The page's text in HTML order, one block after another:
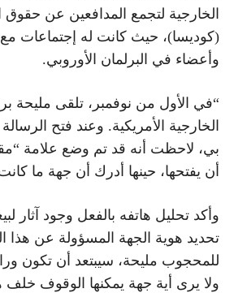
الخارجية لتجمع المدافعين عن حقوق
(كوديسا)، حيث كانت له إجتماعات مع
وأعضاء في البرلمان الأوروبي.
“في الأول من نوفمبر، تلقى مليحة
بي، لاحظت أنه قد تم وضع علامة
أن يفتحها، حينها أدرك أن جهة ما
وأكد تحليل هاتفه بالفعل وجود آثار
تحديد هوية الجهة المسؤولة عن هذا
للمحجوب مليحة، سيبتعد أن تكون
ولا يرى أية جهة يمكنها الوقوف